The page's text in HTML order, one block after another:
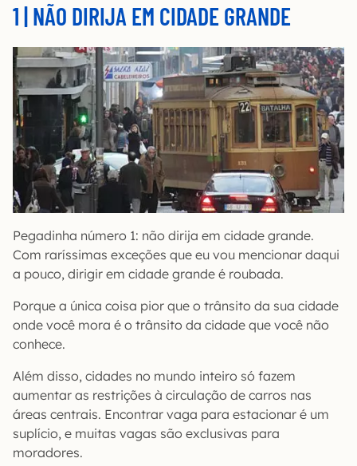
1 | NÃO DIRIJA EM CIDADE GRANDE
Pegadinha número 1: não dirija em cidade grande.
Com raríssimas exceções que eu vou mencionar daqui
a pouco, dirigir em cidade grande é roubada.
Porque a única coisa pior que o trânsito da sua cidade
onde você mora é o trânsito da cidade que você não
conhece.
Além disso, cidades no mundo inteiro só fazem
aumentar as restrições à circulação de carros nas
áreas centrais. Encontrar vaga para estacionar é um
suplício, e muitas vagas são exclusivas para
moradores.